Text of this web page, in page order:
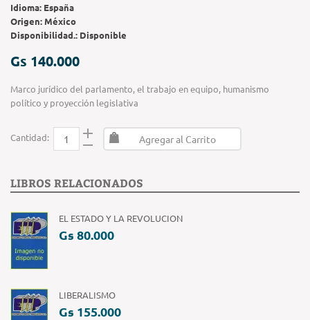
Idioma: España
Origen:México
Disponibilidad.: Disponible
Gs 140.000
Marco jurídico del parlamento, el trabajo en equipo, humanismo
político y proyección legislativa
Cantidad: Agregar al Carrito
LIBROS RELACIONADOS
EL ESTADO Y LA REVOLUCION
Gs 80.000
LIBERALISMO
Gs 155.000